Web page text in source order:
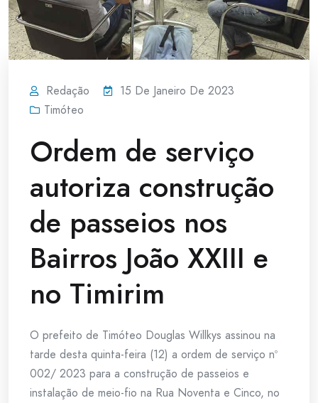
Redação
15 De Janeiro De 2023
Timóteo
Ordem de serviço
autoriza construção
de passeios nos
Bairros João XXIII e
no Timirim
O prefeito de Timóteo Douglas Willkys assinou na
tarde desta quinta-feira (12) a ordem de serviço nº
002/ 2023 para a construção de passeios e
instalação de meio-fio na Rua Noventa e Cinco, no